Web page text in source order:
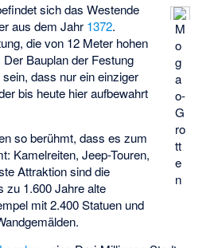
M
o
g
a
o-
G
ro
tt
e
n
sich das Westende
aus dem Jahr 1372.
die von 12 Meter hohen
Bauplan der Festung
dass nur ein einziger
bis heute hier aufbewahrt
so berühmt, dass es zum
Kamelreiten, Jeep-Touren,
Attraktion sind die
zu 1.600 Jahre alte
mit 2.400 Statuen und